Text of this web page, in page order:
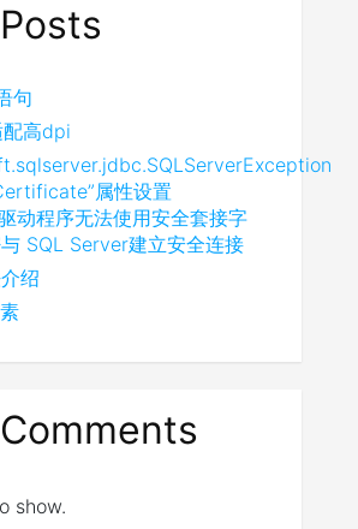
句
高dpi
属性设置
动程序无法使用安全套接字
SQL Server建立安全连接
绍
show.